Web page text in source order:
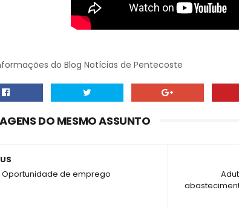
do Blog Notícias de Pentecoste
DO MESMO ASSUNTO
Oportunidade de emprego